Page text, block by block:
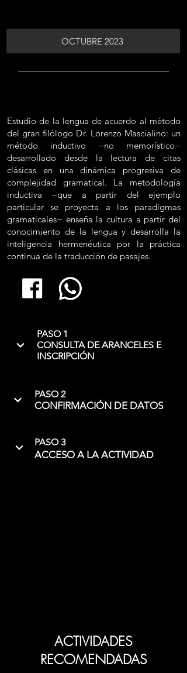
OCTUBRE 2023
Estudio de la lengua de acuerdo al método
del gran filólogo Dr. Lorenzo Mascialino: un
método inductivo −no memorístico−
desarrollado desde la lectura de citas
clásicas en una dinámica progresiva de
complejidad gramatical. La metodología
inductiva −que a partir del ejemplo
particular se proyecta a los paradigmas
gramaticales− enseña la cultura a partir del
conocimiento de la lengua y desarrolla la
inteligencia hermenéutica por la práctica
continua de la traducción de pasajes.
PASO 1
CONSULTA DE ARANCELES E
INSCRIPCIÓN
PASO 2
CONFIRMACIÓN DE DATOS
PASO 3
ACCESO A LA ACTIVIDAD
ACTIVIDADES
RECOMENDADAS